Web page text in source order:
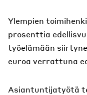
Ylempien
prosenttia
työelämään
euroa verrattuna
Asiantuntijatyötä